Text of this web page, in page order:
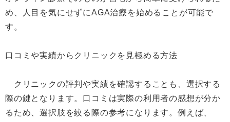
め、人目を気にせずにAGA治療を始めることが可能で
す。
口コミや実績からクリニックを見極める方法
クリニックの評判や実績を確認することも、選択する
際の鍵となります。口コミは実際の利用者の感想が分か
るため、選択肢を絞る際の参考になります。例えば、